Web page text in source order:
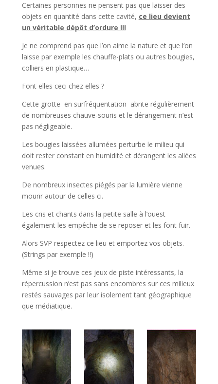
Certaines personnes ne pensent pas que laisser des
objets en quantité dans cette cavité, ce lieu devient
un véritable dépôt d’ordure !!!
Je ne comprend pas que l’on aime la nature et que l’on
laisse par exemple les chauffe-plats ou autres bougies,
colliers en plastique…
Font elles ceci chez elles ?
Cette grotte en surfréquentation abrite régulièrement
de nombreuses chauve-souris et le dérangement n’est
pas négligeable.
Les bougies laissées allumées perturbe le milieu qui
doit rester constant en humidité et dérangent les allées
venues.
De nombreux insectes piégés par la lumière vienne
mourir autour de celles ci.
Les cris et chants dans la petite salle à l’ouest
également les empêche de se reposer et les font fuir.
Alors SVP respectez ce lieu et emportez vos objets.
(Strings par exemple !!)
Même si je trouve ces jeux de piste intéressants, la
répercussion n’est pas sans encombres sur ces milieux
restés sauvages par leur isolement tant géographique
que médiatique.